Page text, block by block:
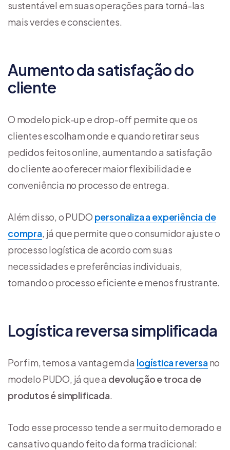
sustentável em suas operações para torná-las
mais verdes e conscientes.
Aumento da satisfação do
cliente
O modelo pick-up e drop-off permite que os
clientes escolham onde e quando retirar seus
pedidos feitos online, aumentando a satisfação
do cliente ao oferecer maior flexibilidade e
conveniência no processo de entrega.
Além disso, o PUDO personaliza a experiência de
compra, já que permite que o consumidor ajuste o
processo logística de acordo com suas
necessidades e preferências individuais,
tornando o processo eficiente e menos frustrante.
Logística reversa simplificada
Por fim, temos a vantagem da logística reversano
modelo PUDO, já que a devolução e troca de
produtos é simplificada.
Todo esse processo tende a ser muito demorado e
cansativo quando feito da forma tradicional: